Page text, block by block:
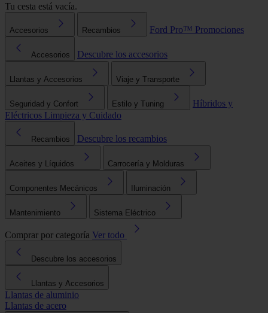
Tu cesta está vacía.
Accesorios Recambios Ford Pro™ Promociones
Accesorios Descubre los accesorios
Llantas y Accesorios Viaje y Transporte
Seguridad y Confort Estilo y Tuning
Híbridos y
Eléctricos Limpieza y Cuidado
Recambios Descubre los recambios
Aceites y Líquidos Carrocería y Molduras
Componentes Mecánicos Iluminación
Mantenimiento Sistema Eléctrico
Comprar por categoría Ver todo
Descubre los accesorios
Llantas y Accesorios
Llantas de aluminio
Llantas de acero